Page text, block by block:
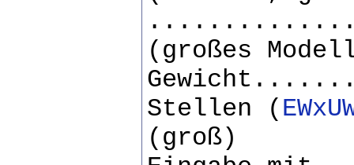
(großes
Stellen (
(groß)